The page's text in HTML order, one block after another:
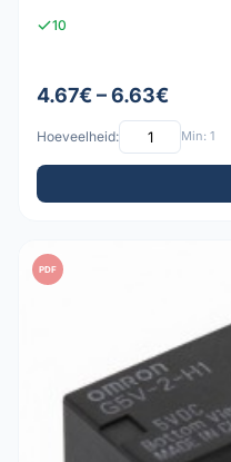
10
4.67€ – 6.63€
Hoeveelheid: Min: 1
PDF